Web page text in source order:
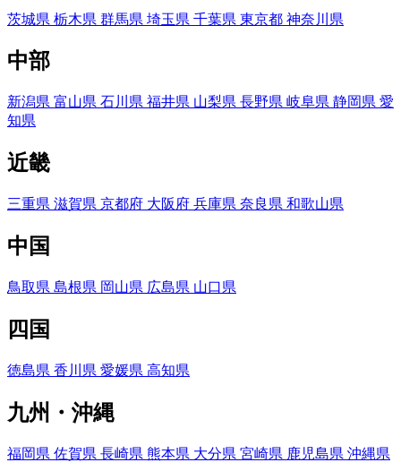
茨城県 栃木県 群馬県 埼玉県 千葉県 東京都 神奈川県
中部
新潟県 富山県 石川県 福井県 山梨県 長野県 岐阜県 静岡県 愛
知県
近畿
三重県 滋賀県 京都府 大阪府 兵庫県 奈良県 和歌山県
中国
鳥取県 島根県 岡山県 広島県 山口県
四国
徳島県 香川県 愛媛県 高知県
九州・沖縄
福岡県 佐賀県 長崎県 熊本県 大分県 宮崎県 鹿児島県 沖縄県